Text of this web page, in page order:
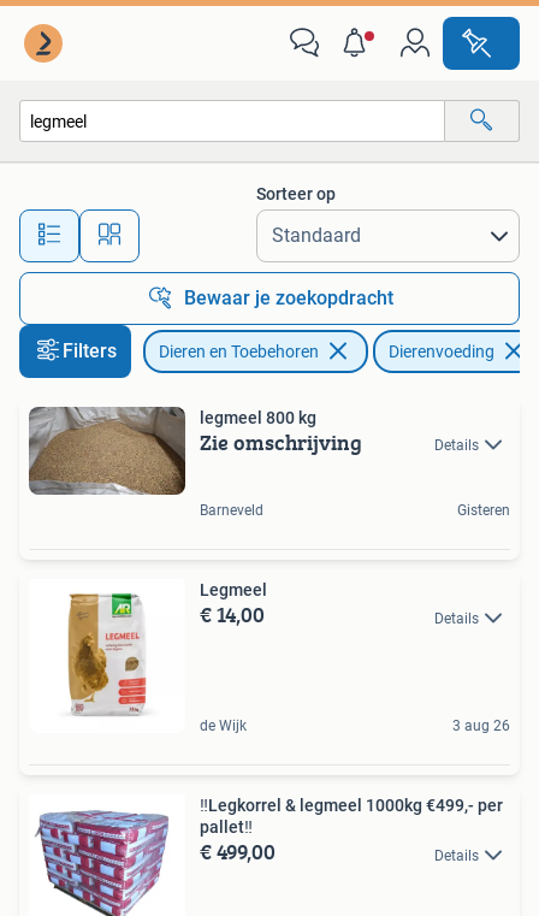
Alle afstanden…
Sorteer op
Bewaar je zoekopdracht
Filters Dieren en Toebehoren Dierenvoeding
legmeel 800 kg
Zie omschrijving Details
Barneveld Gisteren
Legmeel
€ 14,00 Details
de Wijk 3 aug 26
‼️Legkorrel & legmeel 1000kg €499,- per
pallet‼️
€ 499,00 Details